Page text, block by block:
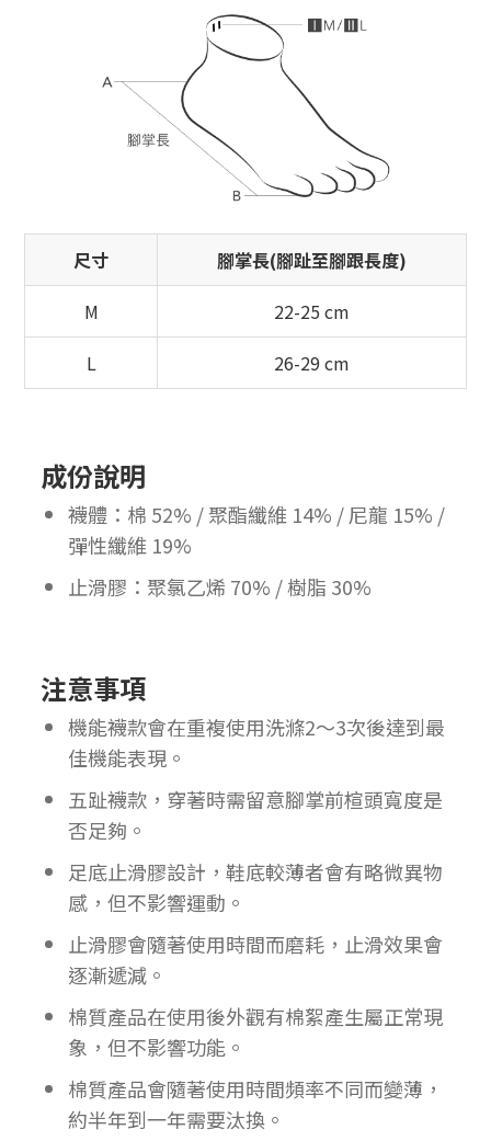
尺寸
腳掌長(腳趾至腳跟長度)
M
22-25 cm
L
26-29 cm
成份說明
襪體：棉 52% / 聚酯纖維 14% / 尼龍 15% /
彈性纖維 19%
止滑膠：聚氯乙烯 70% / 樹脂 30%
注意事項
機能襪款會在重複使用洗滌2〜3次後達到最
佳機能表現。
五趾襪款，穿著時需留意腳掌前楦頭寬度是
否足夠。
足底止滑膠設計，鞋底較薄者會有略微異物
感，但不影響運動。
止滑膠會隨著使用時間而磨耗，止滑效果會
逐漸遞減。
棉質產品在使用後外觀有棉絮產生屬正常現
象，但不影響功能。
棉質產品會隨著使用時間頻率不同而變薄，
約半年到一年需要汰換。